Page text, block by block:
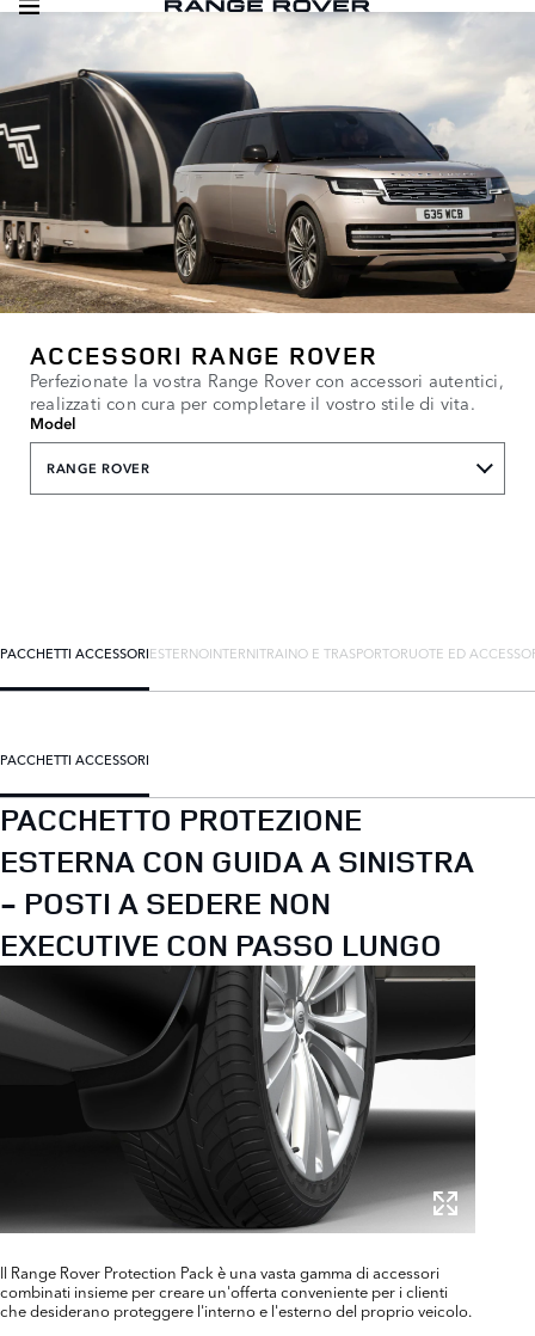
ACCESSORI RANGE ROVER
Perfezionate la vostra Range Rover con accessori autentici,
realizzati con cura per completare il vostro stile di vita.
Model
RANGE ROVER
PACCHETTI ACCESSORIESTERNOINTERNITRAINO E TRASPORTORUOTE ED
PACCHETTI ACCESSORI
PACCHETTO PROTEZIONE
ESTERNA CON GUIDA A SINISTRA
- POSTI A SEDERE NON
EXECUTIVE CON PASSO LUNGO
Il Range Rover Protection Pack è una vasta gamma di accessori
combinati insieme per creare un'offerta conveniente per i clienti
che desiderano proteggere l'interno e l'esterno del proprio veicolo.